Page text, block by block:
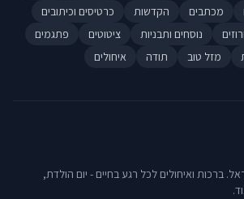
מכתבים הקדשות
כרטיסים וכיתובים
נוסחים ותבניות ציטוטים
פתגמים
מזל טוב תודה איחולים
ברכות ואיחולים לכל רגע בחיים - יום הולדת,